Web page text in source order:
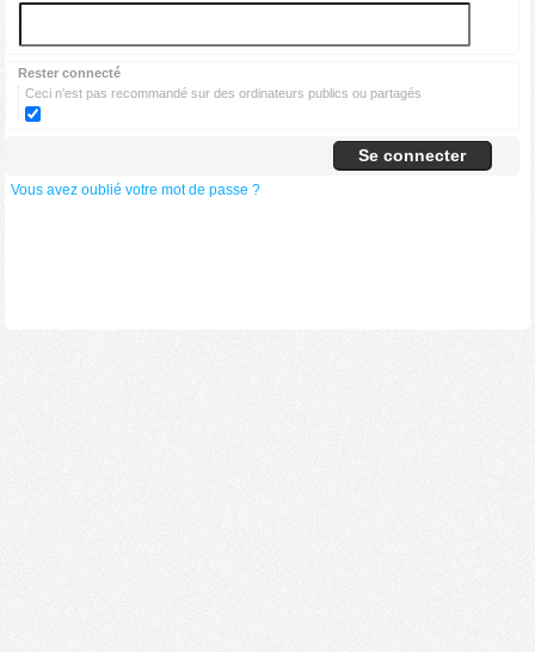
Rester connecté
Ceci n'est pas recommandé sur des ordinateurs publics ou partagés
Vous avez oublié votre mot de passe ?